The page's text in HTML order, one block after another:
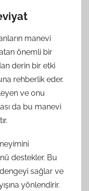
manevi
önemli bir
derin bir etki
rehberlik eder.
ve onu
da bu manevi
destekler. Bu
sağlar ve
yönlendirir.